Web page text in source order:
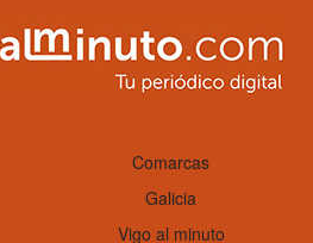
Comarcas
Galicia
Vigo al minuto